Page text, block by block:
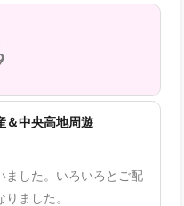
中央高地周遊
ました。いろいろとご配
ました。